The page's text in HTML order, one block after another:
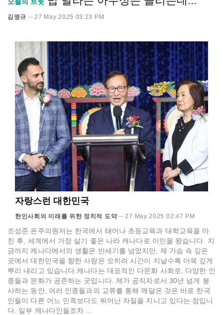
김명규 -- 27 May 2025 03:23 PM
자랑스런 대한민국
한인사회의 미래를 위한 정치적 도약-- 27 May 2025 02:47 PM
조성준 온주의원저는 한국에서 태어나 초등교육과 대학교육을 마
친 후, 세계에서 가장 살기 좋은 나라 캐나다로 이민을 왔습니다. 지
금까지 캐나다에서의 생활은 반세기를 넘었지만, 제 가슴 속 깊은
곳에서 대한민국을 향한 사랑은 오히려 시간이 지날수록 더욱 깊게
뿌리 내리고 있습니다.캐나다는 대표적인 다문화 사회로, 다양한 인
종들과 문화가 공존하는 곳입니다. 제가 공직자로서 30년 넘게 봉
사하는 동안, 여러 인종들과의 교류를 통해 깨달은 것은 바로 한국
인들이 다른 어느 민족보다도 뛰어난 자질을 지니고 있다는 점입니
다. 일부 캐나다인들조차 ...